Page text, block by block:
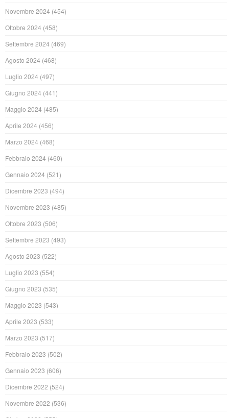
Novembre 2024 (454)
Ottobre 2024 (458)
Settembre 2024 (469)
Agosto 2024 (468)
Luglio 2024 (497)
Giugno 2024 (441)
Maggio 2024 (485)
Aprile 2024 (456)
Marzo 2024 (468)
Febbraio 2024 (460)
Gennaio 2024 (521)
Dicembre 2023 (494)
Novembre 2023 (485)
Ottobre 2023 (506)
Settembre 2023 (493)
Agosto 2023 (522)
Luglio 2023 (554)
Giugno 2023 (535)
Maggio 2023 (543)
Aprile 2023 (533)
Marzo 2023 (517)
Febbraio 2023 (502)
Gennaio 2023 (606)
Dicembre 2022 (524)
Novembre 2022 (536)